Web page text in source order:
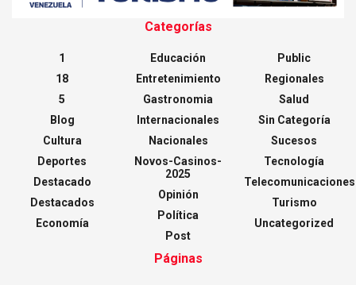
Categorías
1
18
5
Blog
Cultura
Deportes
Destacado
Destacados
Economía
Educación
Entretenimiento
Gastronomia
Internacionales
Nacionales
Novos-Casinos-
2025
Opinión
Política
Post
Public
Regionales
Salud
Sin Categoría
Sucesos
Tecnología
Telecomunicaciones
Turismo
Uncategorized
Páginas